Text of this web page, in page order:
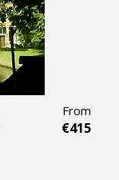
From
€415